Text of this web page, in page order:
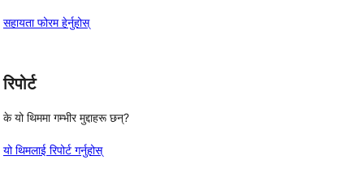
सहायता फोरम हेर्नुहोस्
रिपोर्ट
के यो थिममा गम्भीर मुद्दाहरू छन्?
यो थिमलाई रिपोर्ट गर्नुहोस्